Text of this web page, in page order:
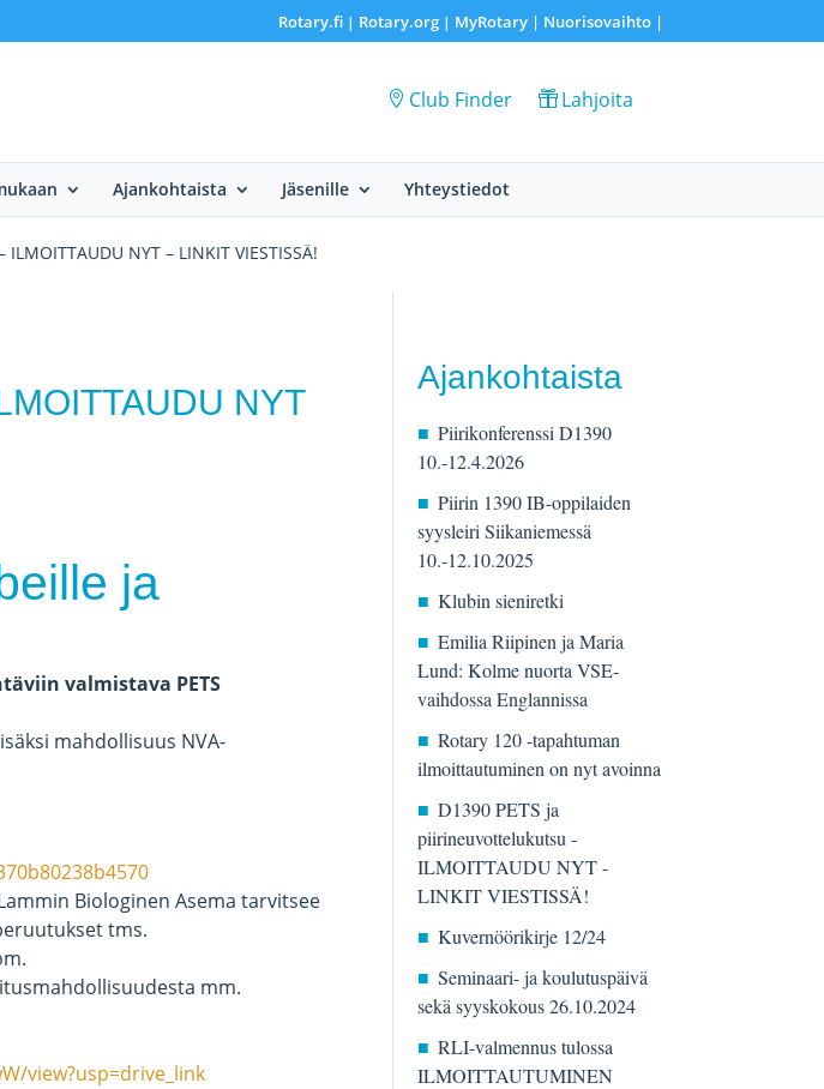
Rotary.fi| Rotary.org| MyRotary | Nuorisovaihto|
Club Finder Lahjoita
Ajankohtaista Jäsenille Yhteystiedot
NYT – LINKIT VIESTISSÄ!
NYT
ja
valmistava PETS
mahdollisuus NVA-
Biologinen Asema tarvitsee
tms.
mm.
view?usp=drive_link
Ajankohtaista
Piirikonferenssi D1390
10.-12.4.2026
Piirin 1390 IB-oppilaiden
syysleiri Siikaniemessä
10.-12.10.2025
Klubin sieniretki
Emilia Riipinen ja Maria
Lund: Kolme nuorta VSE-
vaihdossa Englannissa
Rotary 120 -tapahtuman
ilmoittautuminen on nyt avoinna
D1390 PETS ja
piirineuvottelukutsu -
ILMOITTAUDU NYT -
LINKIT VIESTISSÄ!
Kuvernöörikirje 12/24
Seminaari- ja koulutuspäivä
sekä syyskokous 26.10.2024
RLI-valmennus tulossa
ILMOITTAUTUMINEN